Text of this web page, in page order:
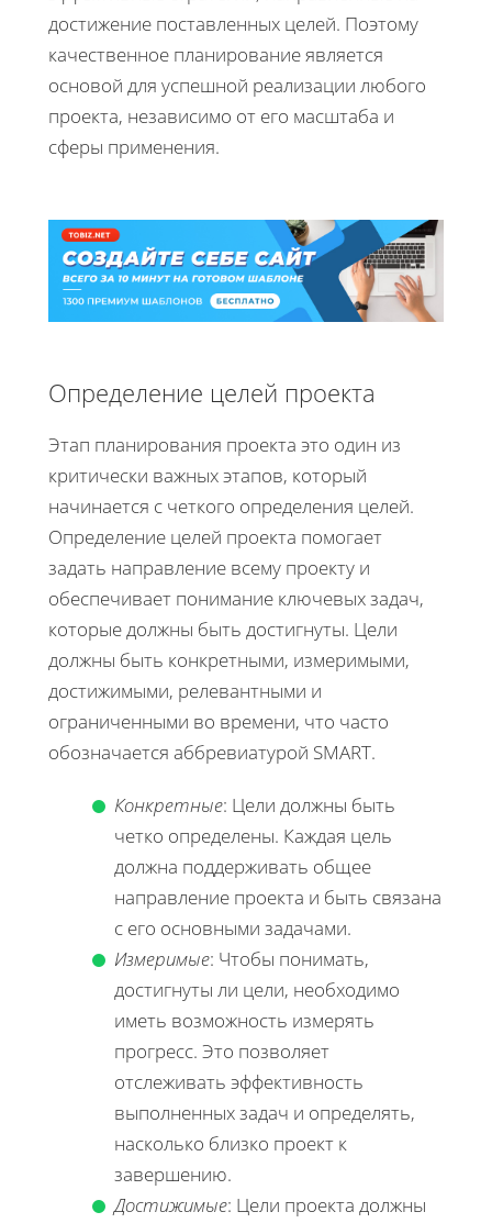
достижение поставленных целей. Поэтому
качественное планирование является
основой для успешной реализации любого
проекта, независимо от его масштаба и
сферы применения.
Определение целей проекта
Этап планирования проекта это один из
критически важных этапов, который
начинается с четкого определения целей.
Определение целей проекта помогает
задать направление всему проекту и
обеспечивает понимание ключевых задач,
которые должны быть достигнуты. Цели
должны быть конкретными, измеримыми,
достижимыми, релевантными и
ограниченными во времени, что часто
обозначается аббревиатурой SMART.
Конкретные: Цели должны быть
четко определены. Каждая цель
должна поддерживать общее
направление проекта и быть связана
с его основными задачами.
Измеримые: Чтобы понимать,
достигнуты ли цели, необходимо
иметь возможность измерять
прогресс. Это позволяет
отслеживать эффективность
выполненных задач и определять,
насколько близко проект к
завершению.
Достижимые: Цели проекта должны